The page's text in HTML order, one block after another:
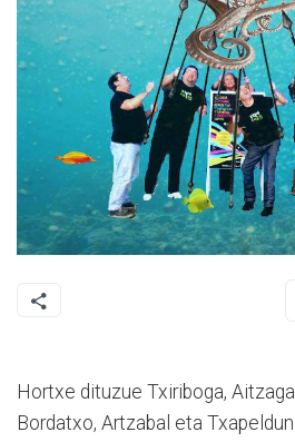
Hortxe dituzue Txiriboga,
Bordatxo, Artzabal eta